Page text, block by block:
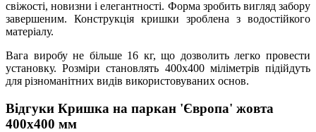
свіжості, новизни і елегантності. Форма зробить вигляд забору
завершеним. Конструкція кришки зроблена з водостійкого
матеріалу.
Вага виробу не більше 16 кг, що дозволить легко провести
установку. Розміри становлять 400х400 міліметрів підійдуть
для різноманітних видів використовуваних основ.
Відгуки Кришка на паркан 'Європа' жовта
400х400 мм